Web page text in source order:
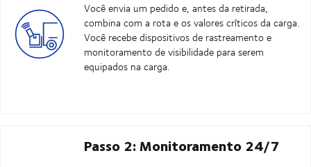
Você envia um pedido e, antes da retirada,
combina com a rota e os valores críticos da carga.
Você recebe dispositivos de rastreamento e
monitoramento de visibilidade para serem
equipados na carga.
Passo 2: Monitoramento 24/7